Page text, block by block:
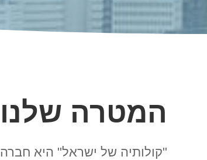
המטרה שלנו
"קולותיה של ישראל" היא